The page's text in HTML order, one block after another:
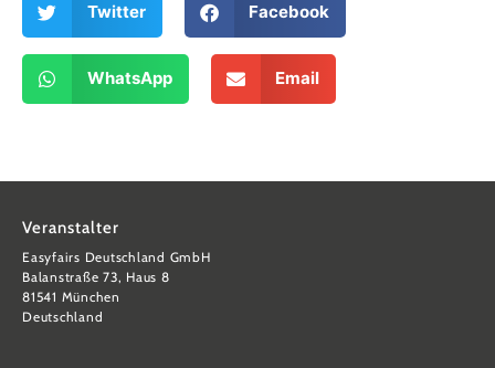
Twitter Facebook
WhatsApp Email
Veranstalter
Easyfairs Deutschland GmbH
Balanstraße 73, Haus 8
81541 München
Deutschland